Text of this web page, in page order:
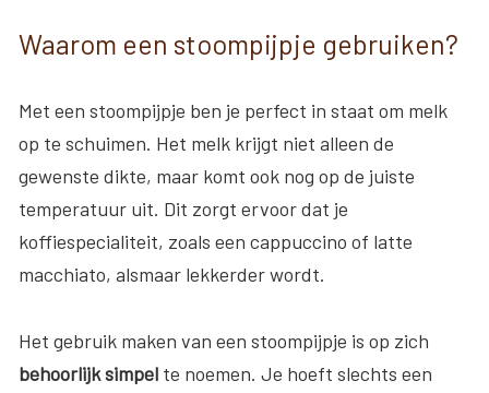
Waarom een stoompijpje gebruiken?
Met een stoompijpje ben je perfect in staat om melk
op te schuimen. Het melk krijgt niet alleen de
gewenste dikte, maar komt ook nog op de juiste
temperatuur uit. Dit zorgt ervoor dat je
koffiespecialiteit, zoals een cappuccino of latte
macchiato, alsmaar lekkerder wordt.
Het gebruik maken van een stoompijpje is op zich
behoorlijk simpel te noemen. Je hoeft slechts een